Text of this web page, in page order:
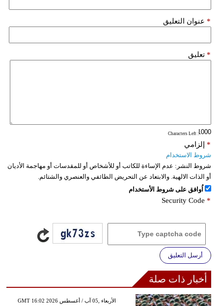
سيارات
عنوان التعليق *
تعليق *
: Characters Left
إلزامي *
شروط الاستخدام
شروط النشر: عدم الإساءة للكاتب أو للأشخاص أو للمقدسات أو مهاجمة الأديان
أو الذات الالهية. والابتعاد عن التحريض الطائفي والعنصري والشتائم.
اُوافق على شروط الأستخدام
Security Code *
أرسل التعليق
أخبار ذات صلة
GMT 16:02 2026 الأربعاء ,05 آب / أغسطس